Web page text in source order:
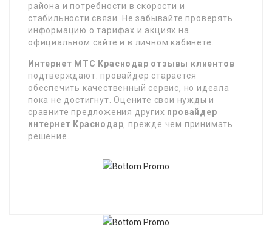
района и потребности в скорости и
стабильности связи. Не забывайте проверять
информацию о тарифах и акциях на
официальном сайте и в личном кабинете.
Интернет МТС Краснодар отзывы клиентов
подтверждают: провайдер старается
обеспечить качественный сервис‚ но идеала
пока не достигнут. Оцените свои нужды и
сравните предложения других провайдер
интернет Краснодар ‚ прежде чем принимать
решение.